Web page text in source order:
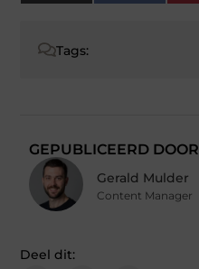
Tags:
GEPUBLICEERD DOOR
Gerald Mulder
Content Manager
Deel dit: